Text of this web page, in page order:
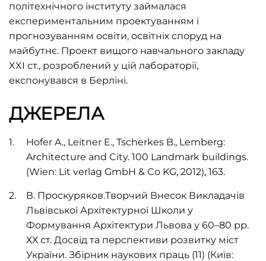
політехнічного інституту займалася
експериментальним проектуванням і
прогнозуванням освіти, освітніх споруд на
майбутнє. Проект вищого навчального закладу
XXI ст., розроблений у цій лабораторії,
експонувався в Берліні.
ДЖЕРЕЛА
Hofer A., Leitner E., Tscherkes B., Lemberg:
Architecture and City. 100 Landmark buildings.
(Wien: Lit verlag GmbH & Co KG, 2012), 163.
В. Проскуряков.Творчий Внесок Викладачів
Львівської Архітектурної Школи у
Формування Архітектури Львова у 60–80 рр.
ХХ ст. Досвід та перспективи розвитку міст
України. Збірник наукових праць (11) (Київ: